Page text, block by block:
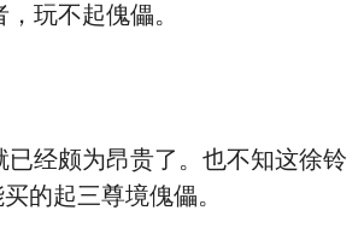
玩不起傀儡。
经颇为昂贵了。也不知这徐铃
的起三尊境傀儡。